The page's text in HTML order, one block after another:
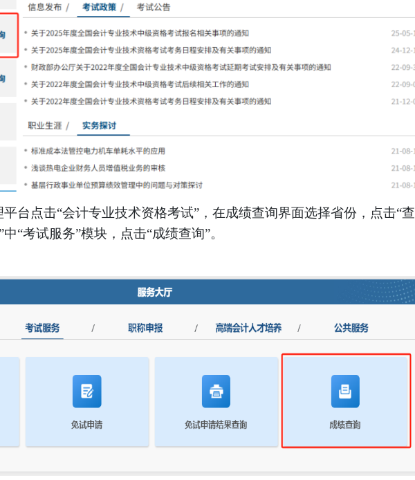
台点击“会计专业技术资格考试”，在成绩查询界面选择省份，点击“
“考试服务”模块，点击“成绩查询”。